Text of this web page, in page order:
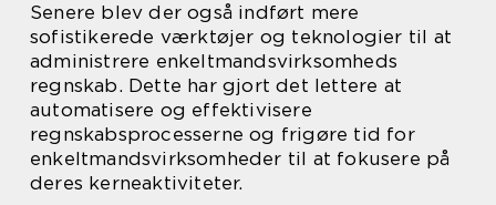
Senere blev der også indført mere
sofistikerede værktøjer og teknologier til at
administrere enkeltmandsvirksomheds
regnskab. Dette har gjort det lettere at
automatisere og effektivisere
regnskabsprocesserne og frigøre tid for
enkeltmandsvirksomheder til at fokusere på
deres kerneaktiviteter.